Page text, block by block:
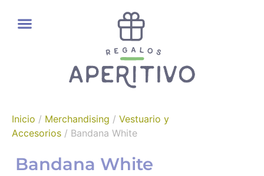
Inicio / Merchandising / Vestuario y
Accesorios / Bandana White
Bandana White